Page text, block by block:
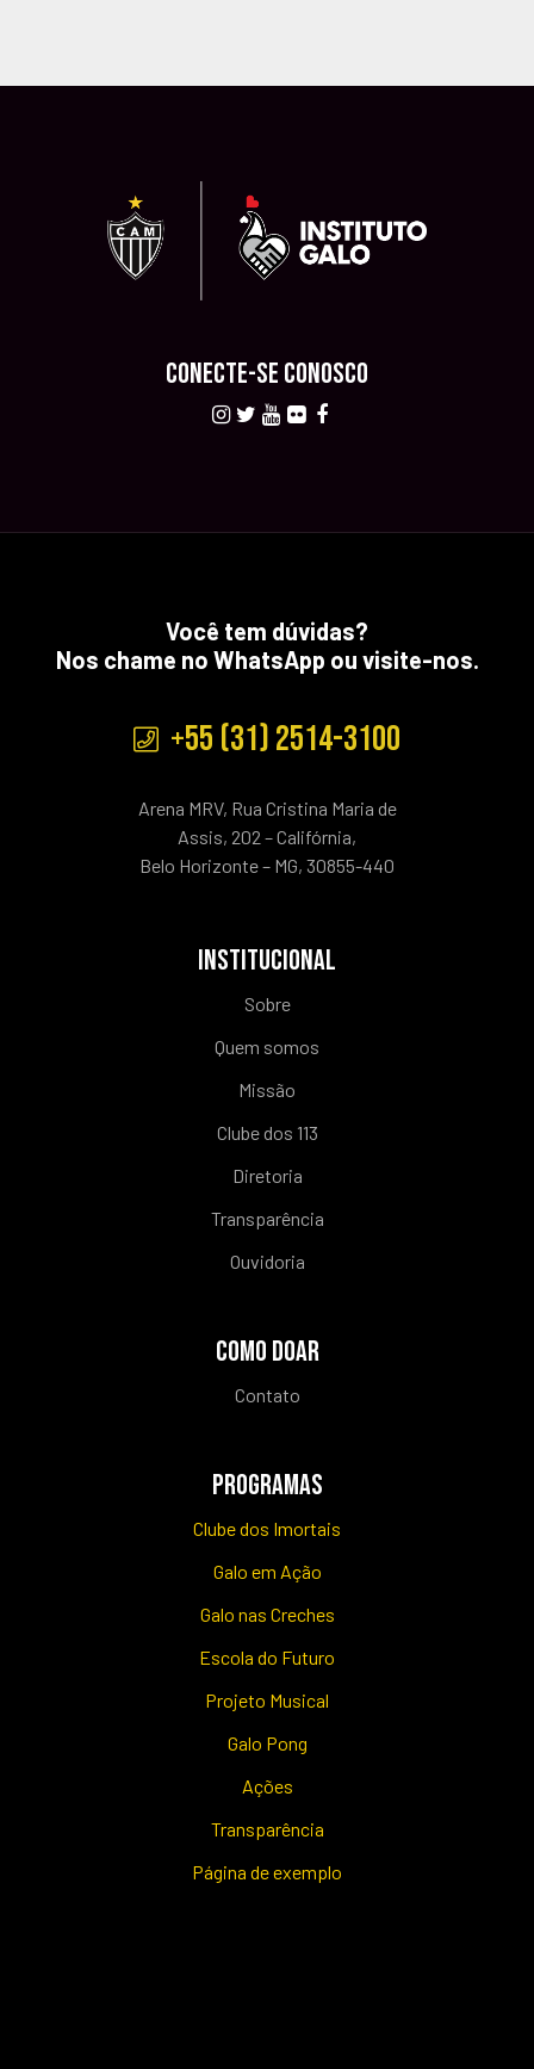
CONECTE-SE CONOSCO
Você tem dúvidas?
Nos chame no WhatsApp ou visite-nos.
+55 (31) 2514-3100
Arena MRV, Rua Cristina Maria de
Assis, 202 – Califórnia,
Belo Horizonte – MG, 30855-440
INSTITUCIONAL
Sobre
Quem somos
Missão
Clube dos 113
Diretoria
Transparência
Ouvidoria
COMO DOAR
Contato
PROGRAMAS
Clube dos Imortais
Galo em Ação
Galo nas Creches
Escola do Futuro
Projeto Musical
Galo Pong
Ações
Transparência
Página de exemplo